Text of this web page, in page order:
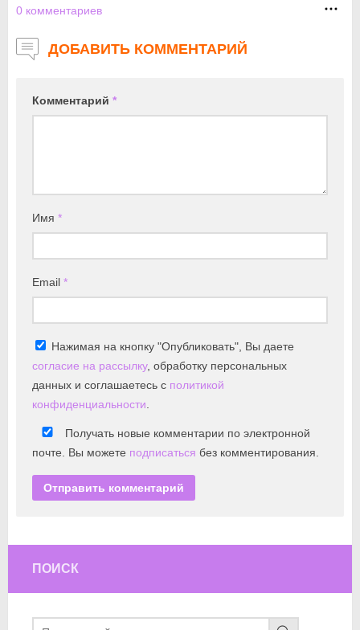
0 комментариев
ДОБАВИТЬ КОММЕНТАРИЙ
Комментарий *
Имя *
Email *
Нажимая на кнопку "Опубликовать", Вы даете
согласие на рассылку, обработку персональных
данных и соглашаетесь с политикой
конфиденциальности
Получать новые комментарии по электронной
почте. Вы можете подписаться без комментирования.
ПОИСК